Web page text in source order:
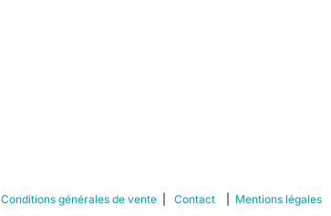
Conditions générales de vente Contact Mentions légales